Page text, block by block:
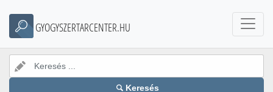
GYOGYSZERTARCENTER.HU
Keresés